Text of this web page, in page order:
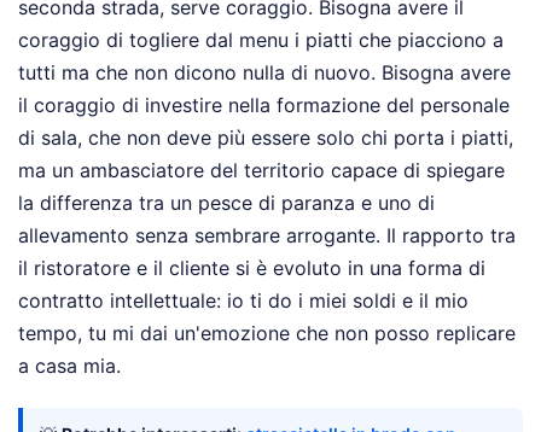
seconda strada, serve coraggio. Bisogna avere il
coraggio di togliere dal menu i piatti che piacciono a
tutti ma che non dicono nulla di nuovo. Bisogna avere
il coraggio di investire nella formazione del personale
di sala, che non deve più essere solo chi porta i piatti,
ma un ambasciatore del territorio capace di spiegare
la differenza tra un pesce di paranza e uno di
allevamento senza sembrare arrogante. Il rapporto tra
il ristoratore e il cliente si è evoluto in una forma di
contratto intellettuale: io ti do i miei soldi e il mio
tempo, tu mi dai un'emozione che non posso replicare
a casa mia.